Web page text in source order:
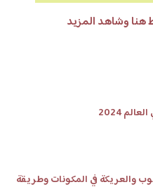
وشاهد المزيد
2024
والعريكة في المكونات وطريقة